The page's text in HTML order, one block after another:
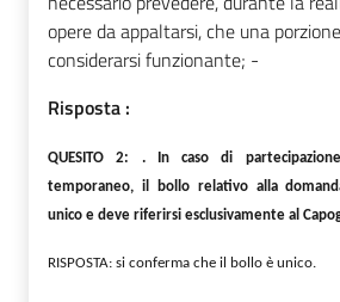
opere da appaltarsi, che una
considerarsi funzionante; -
Risposta :
QUESITO 2: . In caso di
temporaneo, il bollo relativo alla
unico e deve riferirsi esclusivamente al
RISPOSTA: si conferma che il bollo è unico.